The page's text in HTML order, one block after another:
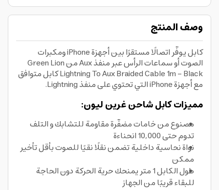
وصف المنتج
كابل يوفّر اتصالًا مستقرًا بين أجهزة iPhone ومكبرات
الصوت أو سماعات الرأس عبر منفذ Aux من Green Lion
Lightning To Aux Braided Cable 1m - Black كابل متوافق
مع أجهزة iPhone التي تحتوي على منفذ Lightning.
مميزات كابل شاحن غرين ليون:
مصنوع من خامات مضفّرة مقاومة للتشابك و التلف
تدوم حتى 10,000 انحناءة
نواة نحاسية داخلية تضمن نقلًا نقيًا للصوت بأقل تأخير
ممكن
طول الكابل 1 متر يمنحك حرية الحركة دون الحاجة
للبقاء قريبًا من الجهاز